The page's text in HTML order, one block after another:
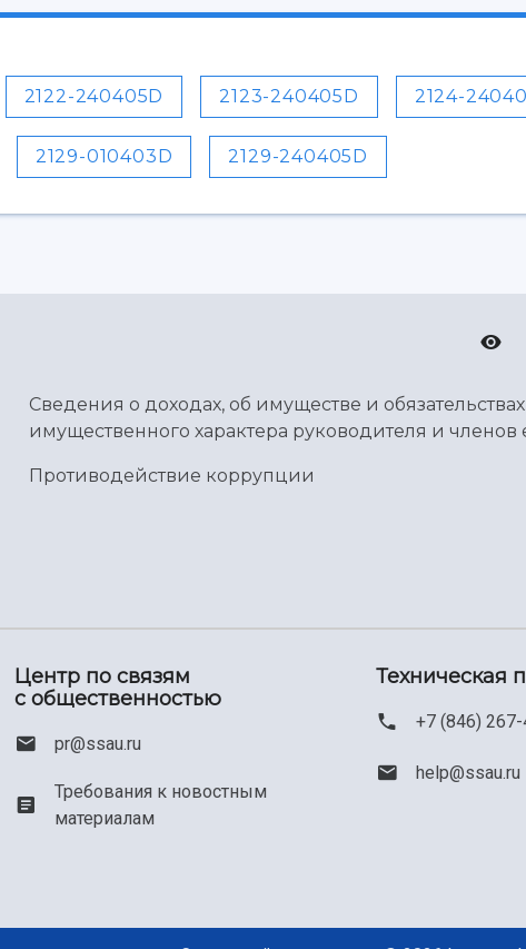
2122-240405D 2123-240405D 2124-
2129-010403D 2129-240405D
Сведения о доходах, об имуществе и обязательствах
имущественного характера руководителя и членов
Противодействие коррупции
Центр по связям
с общественностью
pr@ssau.ru
Требования к новостным
материалам
Техническая
+7 (846)
help@ssau.ru